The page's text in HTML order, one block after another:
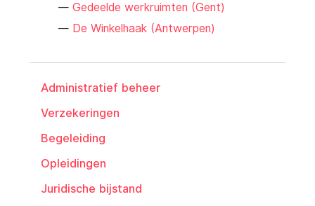
Gedeelde werkruimten (Gent)
De Winkelhaak (Antwerpen)
Administratief beheer
Verzekeringen
Begeleiding
Opleidingen
Juridische bijstand